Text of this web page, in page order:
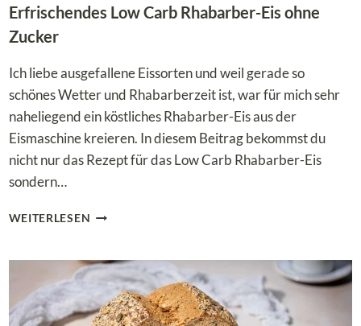
Erfrischendes Low Carb Rhabarber-Eis ohne
Zucker
Ich liebe ausgefallene Eissorten und weil gerade so
schönes Wetter und Rhabarberzeit ist, war für mich sehr
naheliegend ein köstliches Rhabarber-Eis aus der
Eismaschine kreieren. In diesem Beitrag bekommst du
nicht nur das Rezept für das Low Carb Rhabarber-Eis
sondern…
WEITERLESEN ERFRISCHENDES
RHABARBER-
EIS
OHNE
ZUCKER